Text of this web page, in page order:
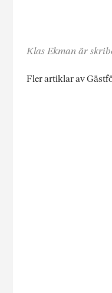
Klas Ekman är
Fler artiklar av